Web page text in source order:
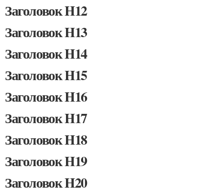
Заголовок H12
Заголовок H13
Заголовок H14
Заголовок H15
Заголовок H16
Заголовок H17
Заголовок H18
Заголовок H19
Заголовок H20